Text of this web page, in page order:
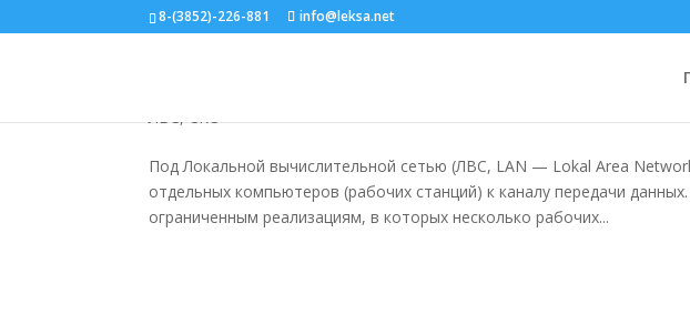
8-(3852)-226-881 info@leksa.net
ЛВС, СКС
Под Локальной вычислительной сетью (ЛВС, LAN — Lokal Area
отдельных компьютеров (рабочих станций) к каналу передачи
ограниченным реализациям, в которых несколько рабочих...